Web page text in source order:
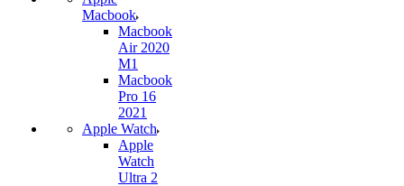
Macbook
Macbook
Air 2020
M1
Macbook
Pro 16
2021
Apple Watch
Apple
Watch
Ultra 2